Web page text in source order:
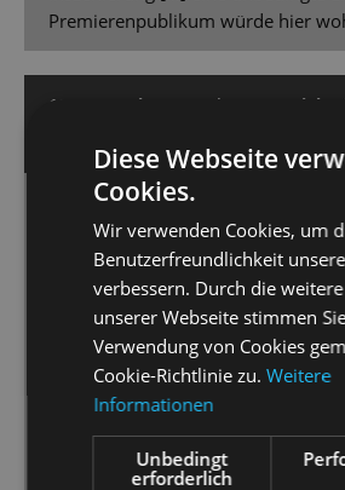
Premierenpublikum würde hier
10. November 2025 | Jens Daniel
Kein Grund zu weinen?
„Evita“ kehrt mit einer bildstarken
Bühne der Staatsoperette Dresden
Viel Applaus schon zwischen den
Beifall am Schluss! […] Peter
mit Orchester, Chor und
musikalische Momente zum
Diese Webseite
Cookies.
Wir verwenden Cookies, um
Benutzerfreundlichkeit
verbessern. Durch die
unserer Webseite stimmen
Verwendung von Cookies
Cookie-Richtlinie zu.Weitere
Informationen
Unbedingt
erforderlich